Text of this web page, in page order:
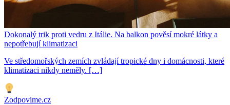
Dokonalý trik proti vedru z Itálie. Na balkon pověsí mokré látky a
nepotřebují klimatizaci
Ve středomořských zemích zvládají tropické dny i domácnosti, které
klimatizaci nikdy neměly. […]
Zodpovime.cz